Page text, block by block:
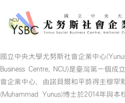
國立中央大學尤努斯社會企業中心
Business Centre, NCU)是臺灣第一個成
會企業中心，由諾貝爾和平獎得主穆罕
(Muhammad Yunus)博士於2014年與本